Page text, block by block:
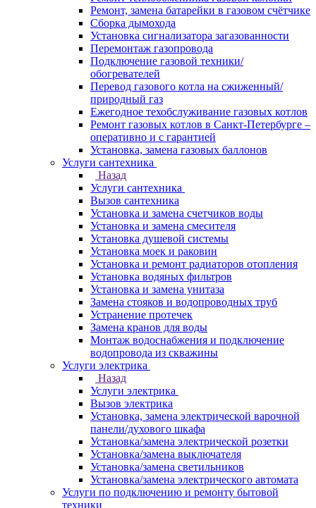
Ремонт, замена батарейки в газовом счётчике
Сборка дымохода
Установка сигнализатора загазованности
Перемонтаж газопровода
Подключение газовой техники/
обогревателей
Перевод газового котла на сжиженный/
природный газ
Ежегодное техобслуживание газовых котлов
Ремонт газовых котлов в Санкт-Петербурге –
оперативно и с гарантией
Установка, замена газовых баллонов
Услуги сантехника
Назад
Услуги сантехника
Вызов сантехника
Установка и замена счетчиков воды
Установка и замена смесителя
Установка душевой системы
Установка моек и раковин
Установка и ремонт радиаторов отопления
Установка водяных фильтров
Установка и замена унитаза
Замена стояков и водопроводных труб
Устранение протечек
Замена кранов для воды
Монтаж водоснабжения и подключение
водопровода из скважины
Услуги электрика
Назад
Услуги электрика
Вызов электрика
Установка, замена электрической варочной
панели/духового шкафа
Установка/замена электрической розетки
Установка/замена выключателя
Установка/замена светильников
Установка/замена электрического автомата
Услуги по подключению и ремонту бытовой
техники